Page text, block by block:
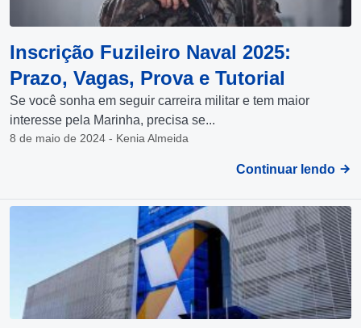
Inscrição Fuzileiro Naval 2025:
Prazo, Vagas, Prova e Tutorial
Se você sonha em seguir carreira militar e tem maior
interesse pela Marinha, precisa se...
8 de maio de 2024 - Kenia Almeida
Continuar lendo